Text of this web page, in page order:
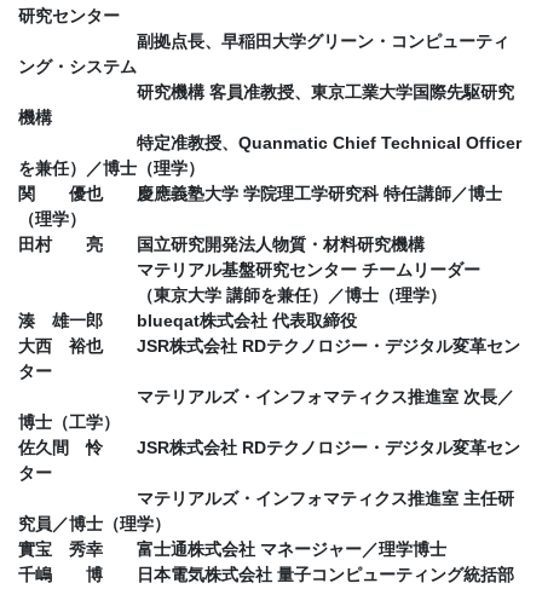
研究センター
副拠点長、早稲田大学グリーン・コンピューティ
ング・システム
研究機構 客員准教授、東京工業大学国際先駆研究
機構
特定准教授、Quanmatic Chief Technical Officer
を兼任）／博士（理学）
関 優也 慶應義塾大学 学院理工学研究科 特任講師／博士
（理学）
田村 亮 国立研究開発法人物質・材料研究機構
マテリアル基盤研究センター チームリーダー
（東京大学 講師を兼任）／博士（理学）
湊 雄一郎 blueqat株式会社 代表取締役
大西 裕也 JSR株式会社 RDテクノロジー・デジタル変革セン
ター
マテリアルズ・インフォマティクス推進室 次長／
博士（工学）
佐久間 怜 JSR株式会社 RDテクノロジー・デジタル変革セン
ター
マテリアルズ・インフォマティクス推進室 主任研
究員／博士（理学）
實宝 秀幸 富士通株式会社 マネージャー／理学博士
千嶋 博 日本電気株式会社 量子コンピューティング統括部